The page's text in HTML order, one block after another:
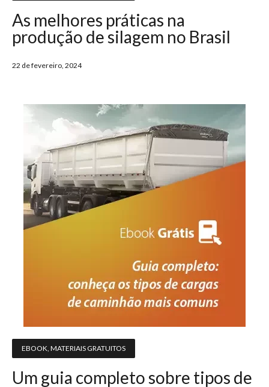
As melhores práticas na
produção de silagem no Brasil
22 de fevereiro, 2024
EBOOK MATERIAIS GRATUITOS
Um guia completo sobre tipos de